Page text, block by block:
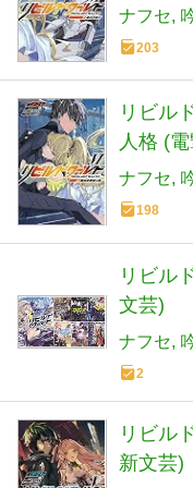
ナフセ
203
リビル
人格 (
ナフセ
198
リビル
文芸)
ナフセ
2
リビル
新文芸)